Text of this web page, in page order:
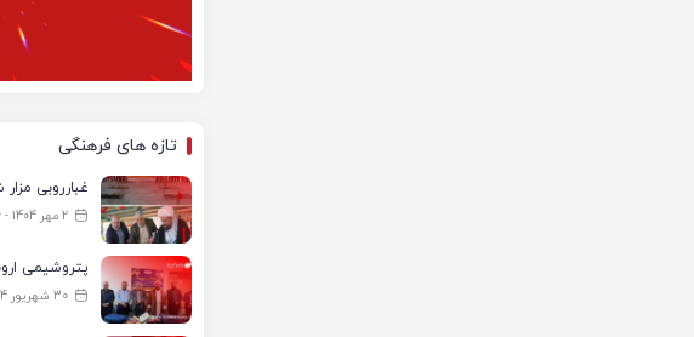
تازه های فرهنگی
2 مهر 1404 - ۲۱:۵۶
30 شهریور 1404 - ۲۱:۴۵